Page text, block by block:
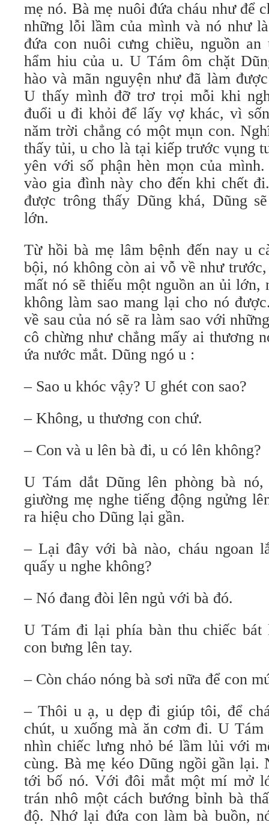
mẹ nó. Bà mẹ nuôi đứa cháu như để
những lỗi lầm của mình và nó như
đứa con nuôi cưng chiều, nguồn
hẩm hiu của u. U Tám ôm chặt
hào và mãn nguyện như đã làm
U thấy mình đỡ trơ trọi mỗi khi
đuổi u đi khỏi để lấy vợ khác, vì
năm trời chẳng có một mụn con.
thấy tủi, u cho là tại kiếp trước vụng
yên với số phận hèn mọn của
vào gia đình này cho đến khi chết
được trông thấy Dũng khá, Dũng
lớn.
Từ hồi bà mẹ lâm bệnh đến nay u
bội, nó không còn ai vỗ về như
mất nó sẽ thiếu một nguồn an ủi lớn,
không làm sao mang lại cho nó
về sau của nó sẽ ra làm sao với
cô chừng như chẳng mấy ai thương
ứa nước mắt. Dũng ngó u :
– Sao u khóc vậy? U ghét con sao?
– Không, u thương con chứ.
– Con và u lên bà đi, u có lên không?
U Tám dắt Dũng lên phòng bà nó,
giường mẹ nghe tiếng động ngửng
ra hiệu cho Dũng lại gần.
– Lại đây với bà nào, cháu ngoan
quấy u nghe không?
– Nó đang đòi lên ngủ với bà đó.
U Tám đi lại phía bàn thu chiếc bát
con bưng lên tay.
– Còn cháo nóng bà sơi nữa để con
– Thôi u ạ, u dẹp đi giúp tôi, để
chút, u xuống mà ăn cơm đi. U
nhìn chiếc lưng nhỏ bé lầm lủi với
cùng. Bà mẹ kéo Dũng ngồi gần lại.
tới bố nó. Với đôi mắt một mí mở
trán nhô một cách bướng bỉnh bà
độ. Nhớ lại đứa con làm bà buồn,